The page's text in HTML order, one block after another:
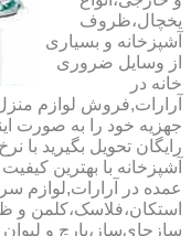
یخچال،ظروف
آشپزخانه و بسیاری
از وسایل ضروری
خانه در
آرارات,فروش لوازم
جهزیه خود را به صورت
رایگان تحویل بگیرید با
آشپزخانه با بهترین
عمده در آرارات,لوازم
استکان،فلاسک،کلمن و
سازچای‌ساز،پارچ و